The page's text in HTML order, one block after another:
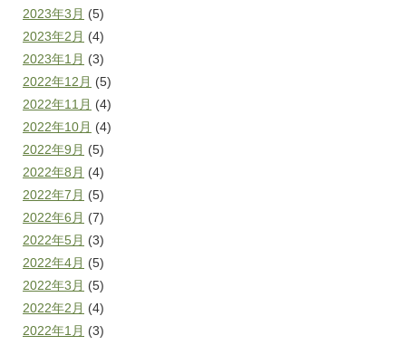
2023年3月 (5)
2023年2月 (4)
2023年1月 (3)
2022年12月 (5)
2022年11月 (4)
2022年10月 (4)
2022年9月 (5)
2022年8月 (4)
2022年7月 (5)
2022年6月 (7)
2022年5月 (3)
2022年4月 (5)
2022年3月 (5)
2022年2月 (4)
2022年1月 (3)